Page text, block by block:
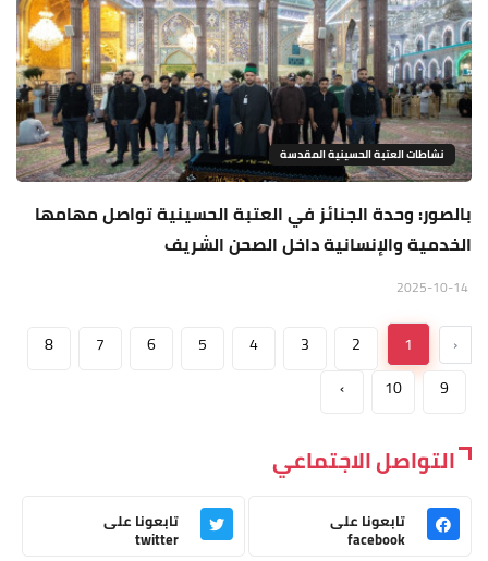
نشاطات العتبة الحسينية المقدسة
بالصور: وحدة الجنائز في العتبة الحسينية تواصل مهامها
الخدمية والإنسانية داخل الصحن الشريف
‹
1
2
3
4
5
6
7
8
9
10
›
التواصل الاجتماعي
تابعونا على
facebook
تابعونا على
twitter